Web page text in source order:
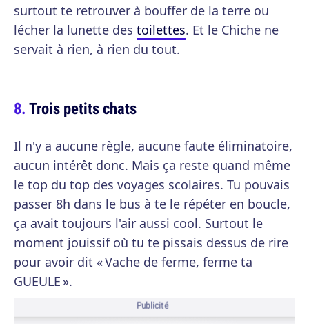
surtout te retrouver à bouffer de la terre ou
lécher la lunette des toilettes. Et le Chiche ne
servait à rien, à rien du tout.
Trois petits chats
Il n'y a aucune règle, aucune faute éliminatoire,
aucun intérêt donc. Mais ça reste quand même
le top du top des voyages scolaires. Tu pouvais
passer 8h dans le bus à te le répéter en boucle,
ça avait toujours l'air aussi cool. Surtout le
moment jouissif où tu te pissais dessus de rire
pour avoir dit « Vache de ferme, ferme ta
GUEULE ».
Publicité